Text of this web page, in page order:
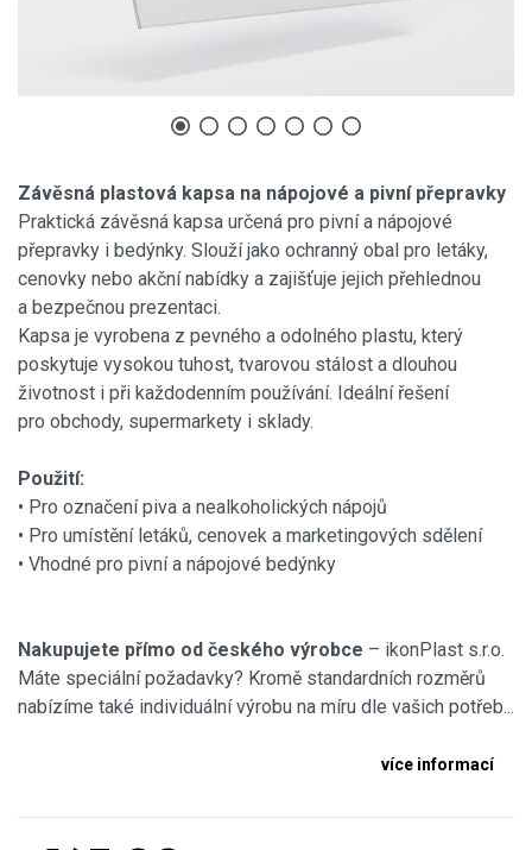
Závěsná plastová kapsa na nápojové a pivní přepravky
Praktická závěsná kapsa určená pro pivní a nápojové
přepravky i bedýnky. Slouží jako ochranný obal pro letáky,
cenovky nebo akční nabídky a zajišťuje jejich přehlednou
a bezpečnou prezentaci.
Kapsa je vyrobena z pevného a odolného plastu, který
poskytuje vysokou tuhost, tvarovou stálost a dlouhou
životnost i při každodenním používání. Ideální řešení
pro obchody, supermarkety i sklady.
Použití:
• Pro označení piva a nealkoholických nápojů
• Pro umístění letáků, cenovek a marketingových sdělení
• Vhodné pro pivní a nápojové bedýnky
Nakupujete přímo od českého výrobce – ikonPlast s.r.o.
Máte speciální požadavky? Kromě standardních rozměrů
nabízíme také individuální výrobu na míru dle vašich potřeb...
více informací